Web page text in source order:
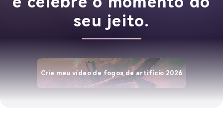
seu jeito.
Crie meu vídeo de fogos de artifício 2026